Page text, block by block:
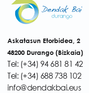
Askatasun Etorbidea, 2
48200 Durango (Bizkaia)
Tel: (+34) 94 681 81 42
Tel: (+34) 688 738 102
info@dendakbai.eus